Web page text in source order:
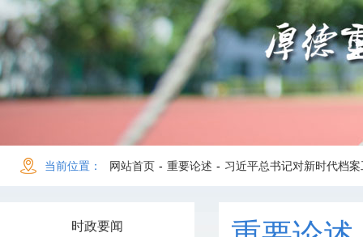
当前位置： 网站首页 - 重要论述 - 习近平总书记对新时代档
时政要闻